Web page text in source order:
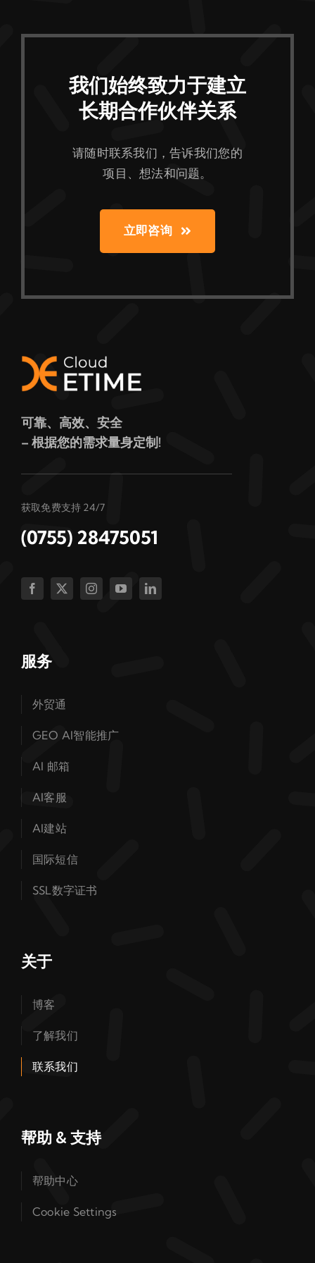
我们始终致力于建立
长期合作伙伴关系
请随时联系我们，告诉我们您的
项目、想法和问题。
立即咨询
可靠、高效、安全
– 根据您的需求量身定制!
获取免费支持 24/7
(0755) 28475051
服务
外贸通
GEO AI智能推广
AI 邮箱
AI客服
AI建站
国际短信
SSL数字证书
关于
博客
了解我们
联系我们
帮助 & 支持
帮助中心
Cookie Settings